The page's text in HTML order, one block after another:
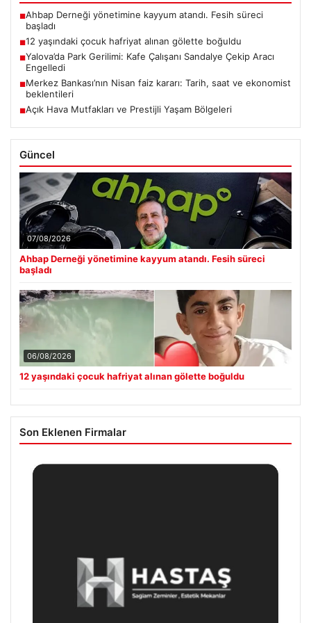
■Ahbap Derneği yönetimine kayyum atandı. Fesih süreci
başladı
■12 yaşındaki çocuk hafriyat alınan gölette boğuldu
■Yalova’da Park Gerilimi: Kafe Çalışanı Sandalye Çekip Aracı
Engelledi
■Merkez Bankası’nın Nisan faiz kararı: Tarih, saat ve ekonomist
beklentileri
■Açık Hava Mutfakları ve Prestijli Yaşam Bölgeleri
Güncel
07/08/2026
Ahbap Derneği yönetimine kayyum atandı. Fesih süreci
başladı
06/08/2026
12 yaşındaki çocuk hafriyat alınan gölette boğuldu
Son Eklenen Firmalar